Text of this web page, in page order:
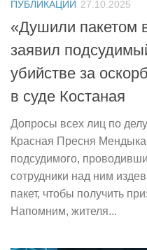
ПУБЛИКАЦИИ 27.10.2025
«Душили пакетом
заявил
убийстве за
в суде Костаная
Допросы всех лиц по
Красная Пресня
подсудимого,
сотрудники над ним
пакет, чтобы получить
Напомним, жителя...